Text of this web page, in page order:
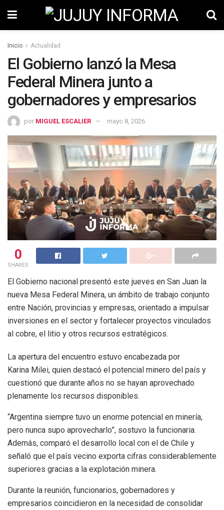
Inicio Actualidad
El Gobierno lanzó la Mesa
Federal Minera junto a
gobernadores y empresarios
por MIGUEL ESCALIER mayo 8, 2026
0
SHARES
El Gobierno nacional presentó este jueves en San Juan la
nueva Mesa Federal Minera, un ámbito de trabajo conjunto
entre Nación, provincias y empresas, orientado a impulsar
inversiones en el sector y fortalecer proyectos vinculados
al cobre, el litio y otros recursos estratégicos.
La apertura del encuentro estuvo encabezada por
Karina Milei, quien destacó el potencial minero del país y
cuestionó que durante años no se hayan aprovechado
plenamente los recursos disponibles.
“Argentina siempre tuvo un enorme potencial en minería,
pero nunca supo aprovecharlo”, sostuvo la funcionaria.
Además, comparó el desarrollo local con el de Chile y
señaló que el país vecino exporta cifras considerablemente
superiores gracias a la explotación minera.
Durante la reunión, funcionarios, gobernadores y
empresarios coincidieron en la necesidad de consolidar